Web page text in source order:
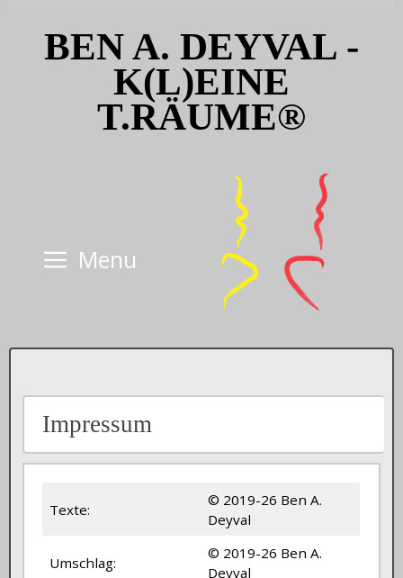
BEN A. DEYVAL -
K(L)EINE
T.RÄUME®
Menu
Impressum
Texte:
© 2019-26 Ben A.
Deyval
Umschlag:
© 2019-26 Ben A.
Deyval